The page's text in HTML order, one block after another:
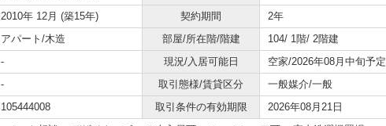
2010年 12月 (築15年) 契約期間
2年
アパート/木造 部屋/所在階/階建
104/ 1階/ 2階建
- 現況/入居可能日
空家/2026年08月中旬予定
- 取引態様/賃貸区分
一般媒介/一般
105444008 取引条件の有効期限 2026年08月21日